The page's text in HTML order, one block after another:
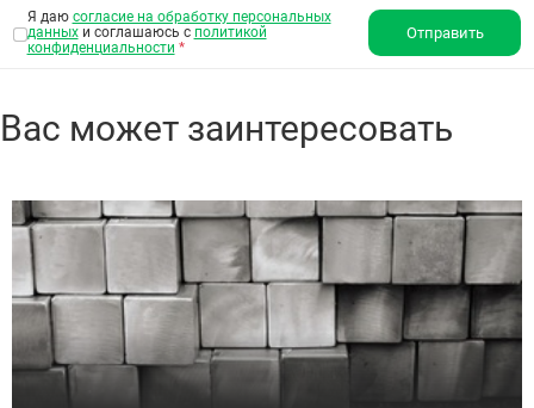
Я даю согласие на обработку персональных
данныхи соглашаюсь с политикой
конфиденциальности *
Отправить
Вас может заинтересовать